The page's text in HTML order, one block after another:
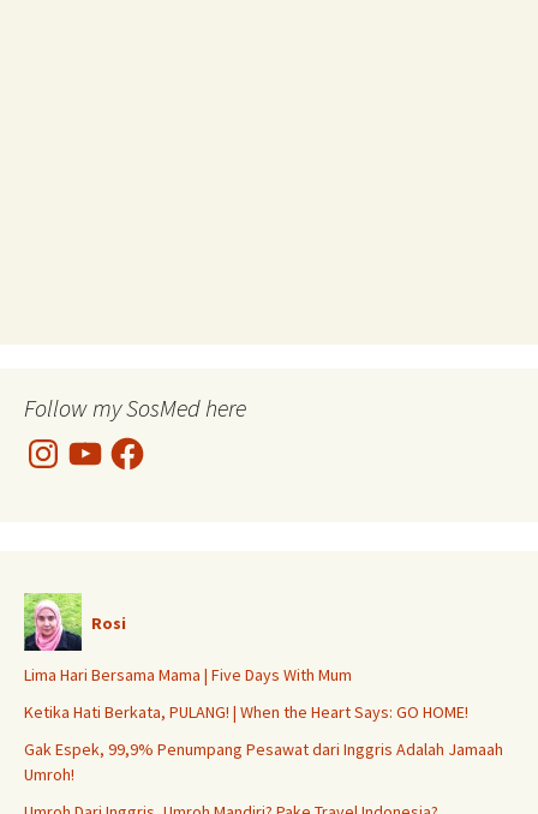
Follow my SosMed here
InstagramYouTubeFacebook
Rosi
Lima Hari Bersama Mama | Five Days With Mum
Ketika Hati Berkata, PULANG! | When the Heart Says: GO HOME!
Gak Espek, 99,9% Penumpang Pesawat dari Inggris Adalah Jamaah
Umroh!